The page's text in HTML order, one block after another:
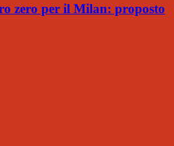
zero per il Milan: proposto